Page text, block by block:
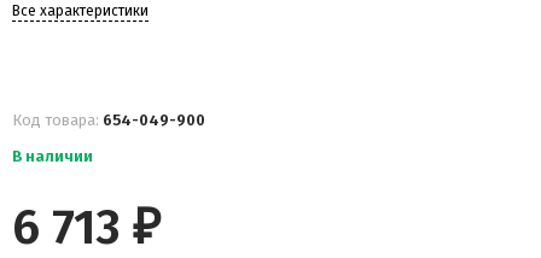
Все характеристики
Код товара: 654-049-900
В наличии
6 713 ₽